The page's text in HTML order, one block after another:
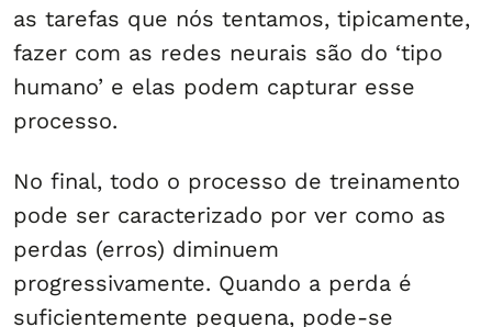
as tarefas que nós tentamos, tipicamente,
fazer com as redes neurais são do ‘tipo
humano’ e elas podem capturar esse
processo.
No final, todo o processo de treinamento
pode ser caracterizado por ver como as
perdas (erros) diminuem
progressivamente. Quando a perda é
suficientemente pequena, pode-se